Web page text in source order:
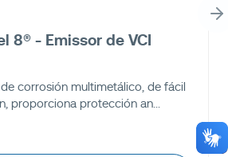
8® - Emissor de VCI
corrosión multimetálico, de fácil
proporciona protección an...